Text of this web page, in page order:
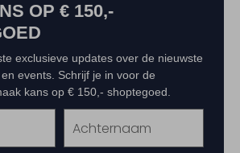
OP € 150,-
exclusieve updates over de nieuwste
events. Schrijf je in voor de
kans op € 150,- shoptegoed.